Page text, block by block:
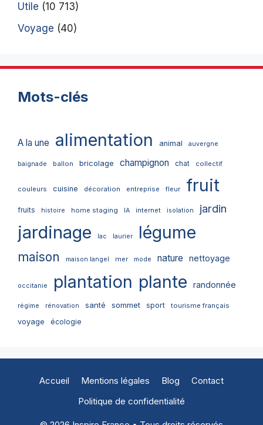
Utile (10 713)
Voyage (40)
Mots-clés
A la une alimentation animal auvergne
baignade ballon bricolage champignon chat collectif
couleurs cuisine décoration entreprise fleur fruit
fruits histoire home staging IA internet isolation jardin
jardinage lac laurier légume
maison maison langel mer mode nature nettoyage
occitanie plantation plante randonnée
régime rénovation santé sommet sport tourisme français
voyage écologie
Accueil Mentions légales Blog
Contact
Politique de confidentialité